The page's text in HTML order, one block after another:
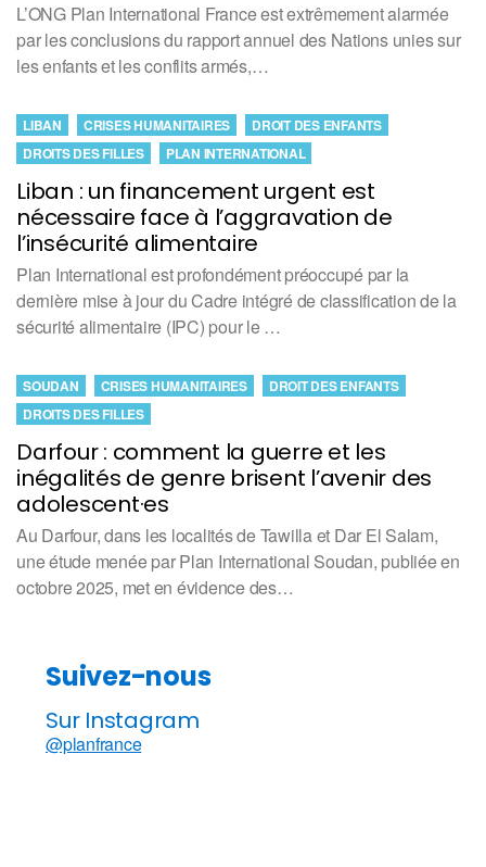
L’ONG Plan International France est extrêmement alarmée
par les conclusions du rapport annuel des Nations unies sur
les enfants et les conflits armés,…
Liban : un financement urgent est
nécessaire face à l’aggravation de
l’insécurité alimentaire
LIBAN CRISES HUMANITAIRES
DROIT DES ENFANTS
DROITS DES FILLES
PLAN INTERNATIONAL
Plan International est profondément préoccupé par la
dernière mise à jour du Cadre intégré de classification de la
sécurité alimentaire (IPC) pour le …
Darfour : comment la guerre et les
inégalités de genre brisent l’avenir des
adolescent·es
SOUDAN CRISES HUMANITAIRES
DROIT DES ENFANTS
DROITS DES FILLES
Au Darfour, dans les localités de Tawilla et Dar El Salam,
une étude menée par Plan International Soudan, publiée en
octobre 2025, met en évidence des…
Suivez-nous
Sur Instagram
@planfrance